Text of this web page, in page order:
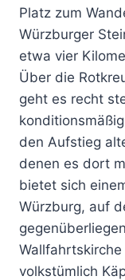
Platz zum
Würzburger
etwa vier
Über die
geht es recht
den Aufstieg
denen es dort
bietet sich
Würzburg, auf
volkstümlich